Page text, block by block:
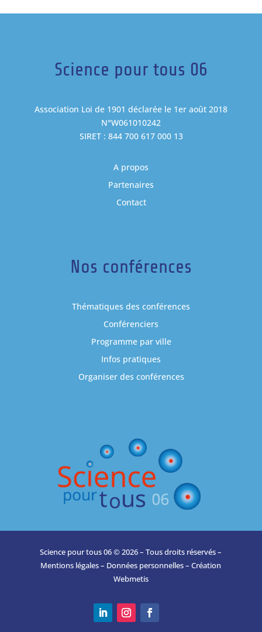
Science pour tous 06
Association Loi de 1901 déclarée le 1er août 2018
N°W061010242
SIRET : 844 700 617 000 13
A propos
Partenaires
Contact
Nos conférences
Thématiques des conférences
Conférenciers
Programme par ville
Infos pratiques
Organiser des conférences
Science pour tous 06 © 2026 – Tous droits réservés –
Mentions légales– Données personnelles– Création
Webmetis